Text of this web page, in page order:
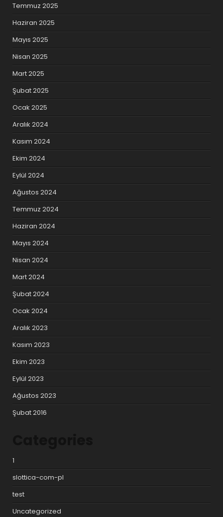
Temmuz 2025
Haziran 2025
Mayıs 2025
Nisan 2025
Mart 2025
Şubat 2025
Ocak 2025
Aralık 2024
Kasım 2024
Ekim 2024
Eylül 2024
Ağustos 2024
Temmuz 2024
Haziran 2024
Mayıs 2024
Nisan 2024
Mart 2024
Şubat 2024
Ocak 2024
Aralık 2023
Kasım 2023
Ekim 2023
Eylül 2023
Ağustos 2023
Şubat 2016
1
slottica-com-pl
test
Uncategorized